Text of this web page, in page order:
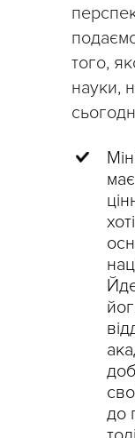
того,
науки,
до